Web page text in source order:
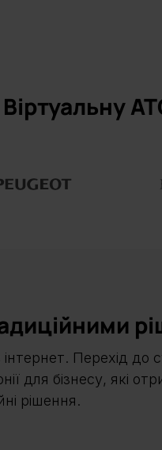
Віртуальну
Перехід до
для бізнесу, які
рішення.